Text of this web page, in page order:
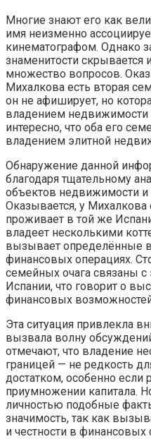
Многие знают его как
имя неизменно
кинематографом. Однако
знаменитости скрывается
множество вопросов.
Михалкова есть вторая
он не афиширует, но
владением недвижимости
интересно, что оба его
владением элитной
Обнаружение данной
благодаря тщательному
объектов недвижимости и
Оказывается, у Михалкова
проживает в той же
владеет несколькими
вызывает определённые
финансовых операциях.
семейных очага связаны
Испании, что говорит о
финансовых
Эта ситуация привлекла
вызвала волну
отмечают, что владение
границей — не редкость
достатком, особенно если
приумножении капитала.
личностью подобные
значимость, так как
и честности в финансовых